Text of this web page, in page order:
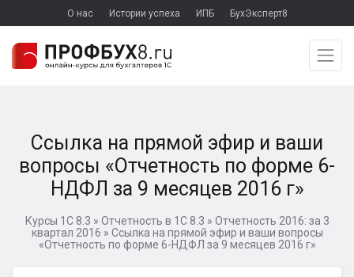
О нас Истории успеха ИПБ БухЭксперт8
Ссылка на прямой эфир и ваши
вопросы «Отчетность по форме 6-
НДФЛ за 9 месяцев 2016 г»
Курсы 1С 8.3 » Отчетность в 1С 8.3 » Отчетность 2016: за 3
квартал 2016 » Ссылка на прямой эфир и ваши вопросы
«Отчетность по форме 6-НДФЛ за 9 месяцев 2016 г»